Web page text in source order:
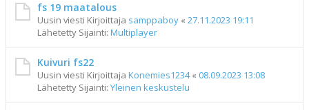
fs 19 maatalous
Uusin viesti Kirjoittaja samppaboy « 27.11.2023 19:11
Lähetetty Sijainti: Multiplayer
Kuivuri fs22
Uusin viesti Kirjoittaja Konemies1234« 08.09.2023 13:08
Lähetetty Sijainti: Yleinen keskustelu